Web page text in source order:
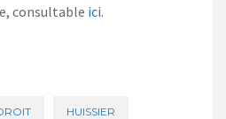
consultable ici.
HUISSIER